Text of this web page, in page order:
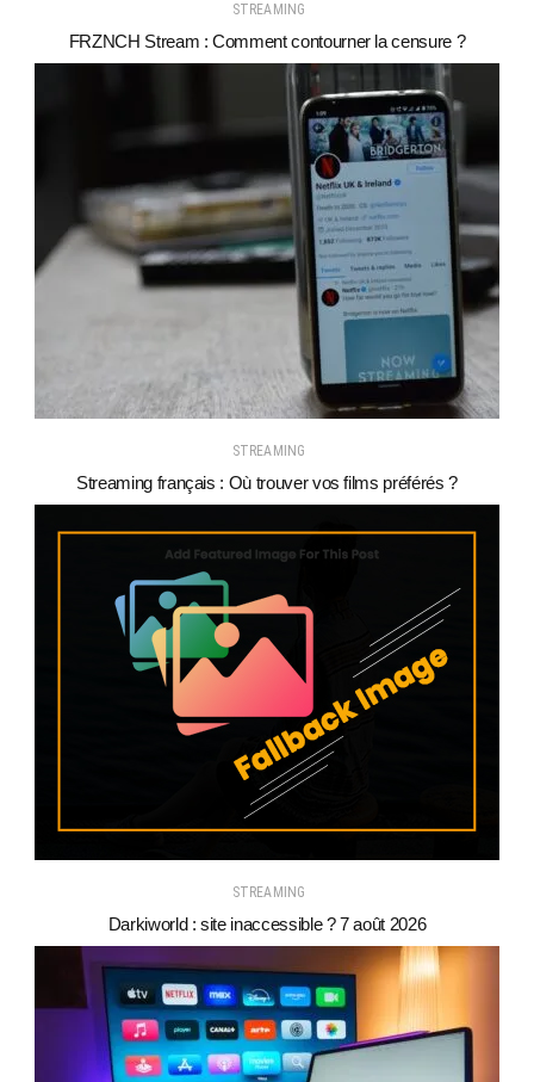
STREAMING
FRZNCH Stream : Comment contourner la censure ?
STREAMING
Streaming français : Où trouver vos films préférés ?
STREAMING
Darkiworld : site inaccessible ? 7 août 2026